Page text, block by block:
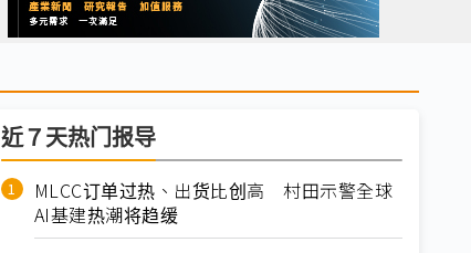
近７天热门报导
MLCC订单过热、出货比创高 村田示警全球
AI基建热潮将趋缓